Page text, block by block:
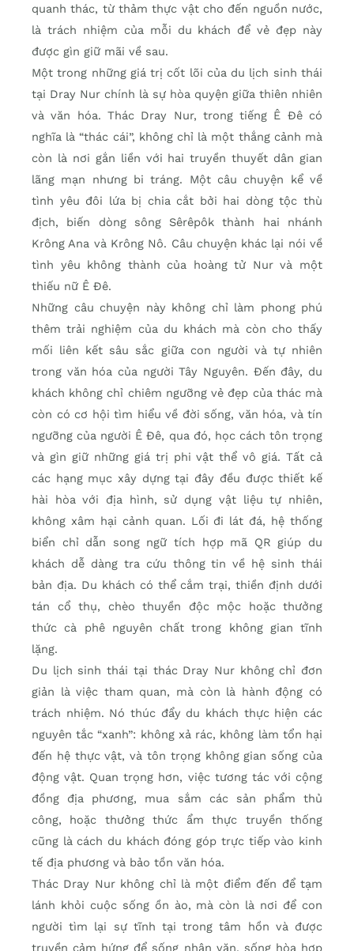
quanh thác, từ thảm thực vật cho đến nguồn nước,
là trách nhiệm của mỗi du khách để vẻ đẹp này
được gìn giữ mãi về sau.
Một trong những giá trị cốt lõi của du lịch sinh thái
tại Dray Nur chính là sự hòa quyện giữa thiên nhiên
và văn hóa. Thác Dray Nur, trong tiếng Ê Đê có
nghĩa là “thác cái”, không chỉ là một thắng cảnh mà
còn là nơi gắn liền với hai truyền thuyết dân gian
lãng mạn nhưng bi tráng. Một câu chuyện kể về
tình yêu đôi lứa bị chia cắt bởi hai dòng tộc thù
địch, biến dòng sông Sêrêpôk thành hai nhánh
Krông Ana và Krông Nô. Câu chuyện khác lại nói về
tình yêu không thành của hoàng tử Nur và một
thiếu nữ Ê Đê.
Những câu chuyện này không chỉ làm phong phú
thêm trải nghiệm của du khách mà còn cho thấy
mối liên kết sâu sắc giữa con người và tự nhiên
trong văn hóa của người Tây Nguyên. Đến đây, du
khách không chỉ chiêm ngưỡng vẻ đẹp của thác mà
còn có cơ hội tìm hiểu về đời sống, văn hóa, và tín
ngưỡng của người Ê Đê, qua đó, học cách tôn trọng
và gìn giữ những giá trị phi vật thể vô giá. Tất cả
các hạng mục xây dựng tại đây đều được thiết kế
hài hòa với địa hình, sử dụng vật liệu tự nhiên,
không xâm hại cảnh quan. Lối đi lát đá, hệ thống
biển chỉ dẫn song ngữ tích hợp mã QR giúp du
khách dễ dàng tra cứu thông tin về hệ sinh thái
bản địa. Du khách có thể cắm trại, thiền định dưới
tán cổ thụ, chèo thuyền độc mộc hoặc thưởng
thức cà phê nguyên chất trong không gian tĩnh
lặng.
Du lịch sinh thái tại thác Dray Nur không chỉ đơn
giản là việc tham quan, mà còn là hành động có
trách nhiệm. Nó thúc đẩy du khách thực hiện các
nguyên tắc “xanh”: không xả rác, không làm tổn hại
đến hệ thực vật, và tôn trọng không gian sống của
động vật. Quan trọng hơn, việc tương tác với cộng
đồng địa phương, mua sắm các sản phẩm thủ
công, hoặc thưởng thức ẩm thực truyền thống
cũng là cách du khách đóng góp trực tiếp vào kinh
tế địa phương và bảo tồn văn hóa.
Thác Dray Nur không chỉ là một điểm đến để tạm
lánh khỏi cuộc sống ồn ào, mà còn là nơi để con
người tìm lại sự tĩnh tại trong tâm hồn và được
truyền cảm hứng để sống nhân văn, sống hòa hợp